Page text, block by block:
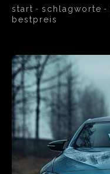
start schlagworte
bestpreis